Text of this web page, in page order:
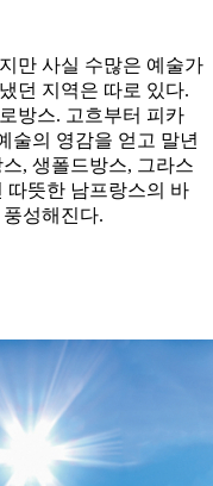
만 사실 수많은 예술가
던 지역은 따로 있다.
방스. 고흐부터 피카
술의 영감을 얻고 말년
, 생폴드방스, 그라스
따뜻한 남프랑스의 바
성해진다.